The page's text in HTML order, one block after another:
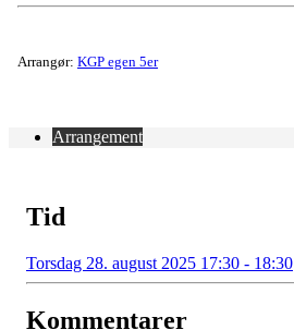
Arrangør: KGP egen 5er
Arrangement
Tid
Torsdag 28. august 2025 17:30 - 18:30
Kommentarer